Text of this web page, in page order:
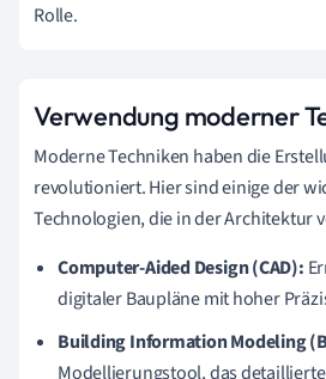
Rolle.
Verwendung moderner
Moderne Techniken haben die
revolutioniert. Hier sind einige der
Technologien, die in der Architektur
Computer-Aided Design (CAD):
digitaler Baupläne mit hoher
Building Information Modeling
Modellierungstool, das